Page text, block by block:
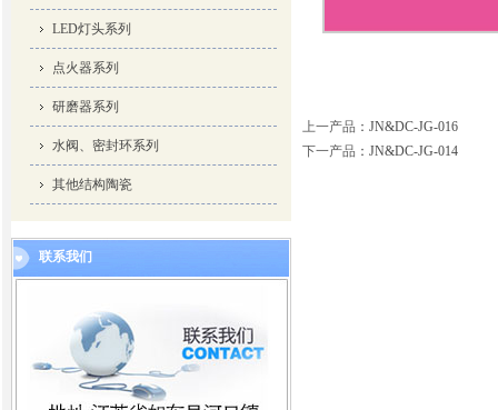
LED灯头系列
点火器系列
研磨器系列
水阀、密封环系列
其他结构陶瓷
联系我们
上一产品 ： JN&DC-JG-016
下一产品 ： JN&DC-JG-014